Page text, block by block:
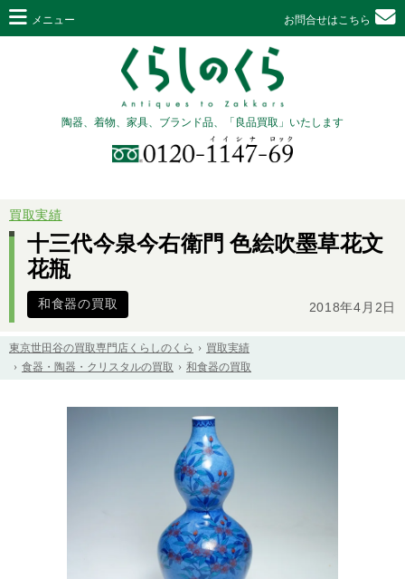
メニュー お問合せはこちら
陶器、着物、家具、ブランド品、「良品買取」いたします
買取実績
十三代今泉今右衛門 色絵吹墨草花文
花瓶
和食器の買取 2018年4月2日
東京世田谷の買取専門店くらしのくら
買取実績
食器・陶器・クリスタルの買取
和食器の買取